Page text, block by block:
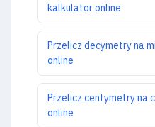
kalkulator online
Przelicz decymetry na
online
Przelicz centymetry na
online